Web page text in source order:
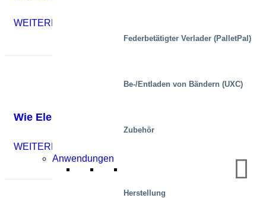
Federbetätigter Verlader (PalletPal)
Be-/Entladen von Bändern (UXC)
Zubehör
Anwendungen
Herstellung
WEITERLESEN
Wie Elektrofahrzeuge das Last-Mile-Problem
WEITERLESEN